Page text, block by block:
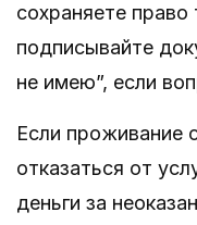
сохраняете
подписывайте
не имею”, если
Если
отказаться от
деньги за